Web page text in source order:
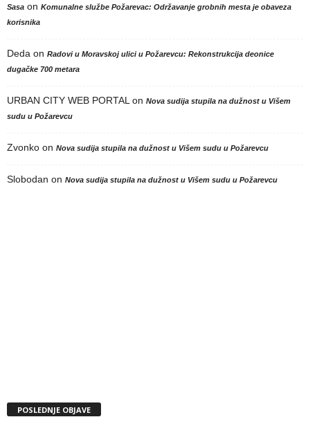
Sasa on Komunalne službe Požarevac: Održavanje grobnih mesta je obaveza
korisnika
Deda on Radovi u Moravskoj ulici u Požarevcu: Rekonstrukcija deonice
dugačke 700 metara
URBAN CITY WEB PORTAL on Nova sudija stupila na dužnost u Višem
sudu u Požarevcu
Zvonko on Nova sudija stupila na dužnost u Višem sudu u Požarevcu
Slobodan on Nova sudija stupila na dužnost u Višem sudu u Požarevcu
POSLEDNJE OBJAVE